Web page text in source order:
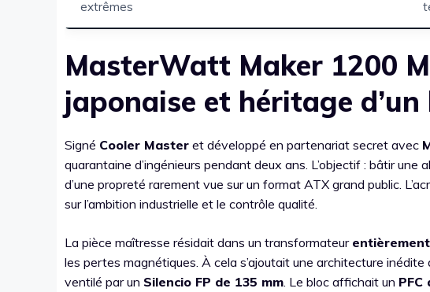
extrêmes
MasterWatt Maker 1200
japonaise et héritage
Signé Cooler Master et développé en partenariat secret avec
quarantaine d’ingénieurs pendant deux ans. L’objectif : bâtir une
d’une propreté rarement vue sur un format ATX grand public.
sur l’ambition industrielle et le contrôle qualité.
La pièce maîtresse résidait dans un transformateur
les pertes magnétiques. À cela s’ajoutait une architecture
ventilé par un Silencio FP de 135 mm . Le bloc affichait un PFC